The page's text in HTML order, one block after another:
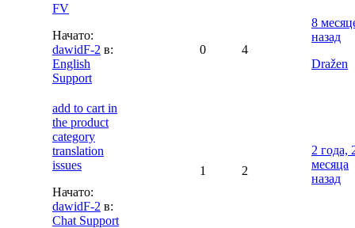
FV
Начато:
dawidF-2 в:
English
Support
0 4
8
назад
Dražen
add to cart in
the product
category
translation
issues
Начато:
dawidF-2 в:
Chat Support
1 2
2 года,
месяца
назад